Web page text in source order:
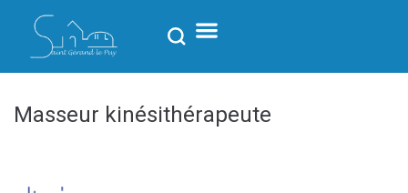
principal
Masseur kinésithérapeute